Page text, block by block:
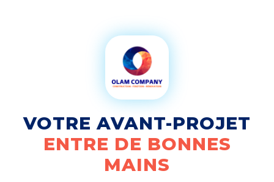
VOTRE AVANT-PROJET
ENTRE DE BONNES
MAINS